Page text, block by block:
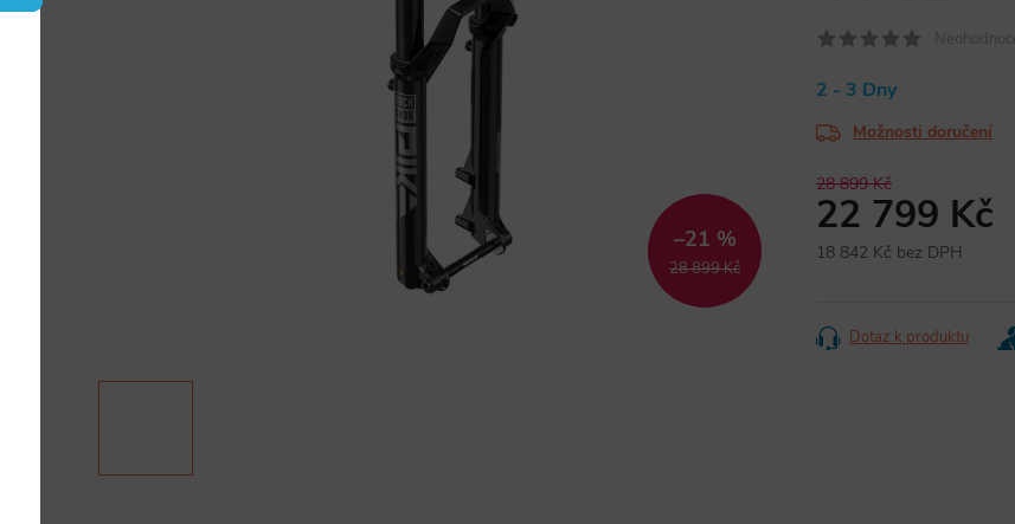
28 899 Kč
–21 %
2 - 3 Dny
Možnosti doručení
28 899 Kč
22 799 Kč
18 842 Kč bez DPH
Dotaz k produktu